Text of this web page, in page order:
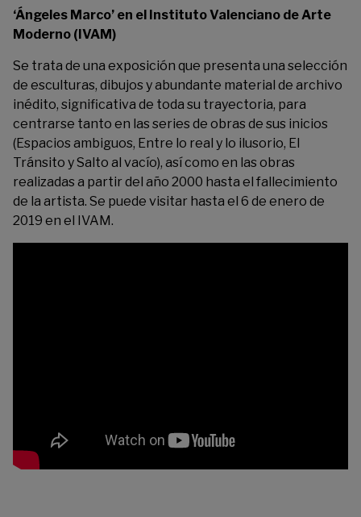
‘Ángeles Marco’ en el Instituto Valenciano de Arte
Moderno (IVAM)
Se trata de una exposición que presenta una selección
de esculturas, dibujos y abundante material de archivo
inédito, significativa de toda su trayectoria, para
centrarse tanto en las series de obras de sus inicios
(Espacios ambiguos, Entre lo real y lo ilusorio, El
Tránsito y Salto al vacío), así como en las obras
realizadas a partir del año 2000 hasta el fallecimiento
de la artista. Se puede visitar hasta el 6 de enero de
2019 en el IVAM.